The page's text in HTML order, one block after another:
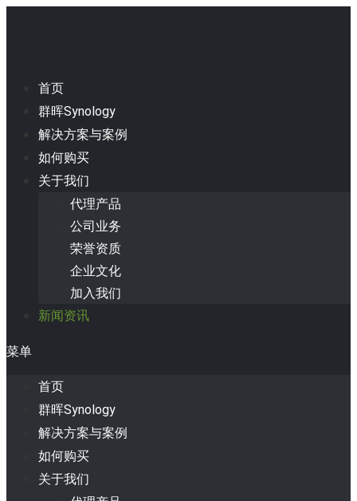
首页
群晖Synology
解决方案与案例
如何购买
关于我们
代理产品
公司业务
荣誉资质
企业文化
加入我们
新闻资讯
菜单
首页
群晖Synology
解决方案与案例
如何购买
关于我们